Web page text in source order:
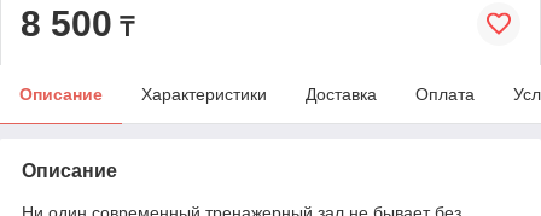
8 500 ₸
Описание Характеристики Доставка Оплата
Описание
Ни один современный тренажерный зал не бывает без